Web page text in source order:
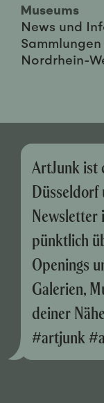
Museums
News und
Nordrhein-
ArtJunk ist
Düsseldorf
pünktlich
Openings
Galerien,
deiner
#artjunk